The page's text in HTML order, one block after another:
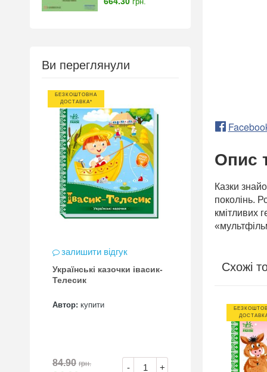
Ви переглянули
БЕЗКОШТОВНА
ДОСТАВКА*
залишити відгук
Українські казочки івасик-
Телесик
Автор: купити
- +
84.90 грн.
Опис
Казки
поколінь.
кмітливих
Схожі
БЕЗКОШТОВНА